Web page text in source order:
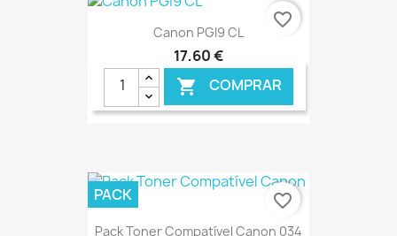
Canon PGI9 CL
17,60 €
 COMPRAR
€ ONLINE
favorite_border
Pack Toner Compatível Canon 034
PACK favorite_border